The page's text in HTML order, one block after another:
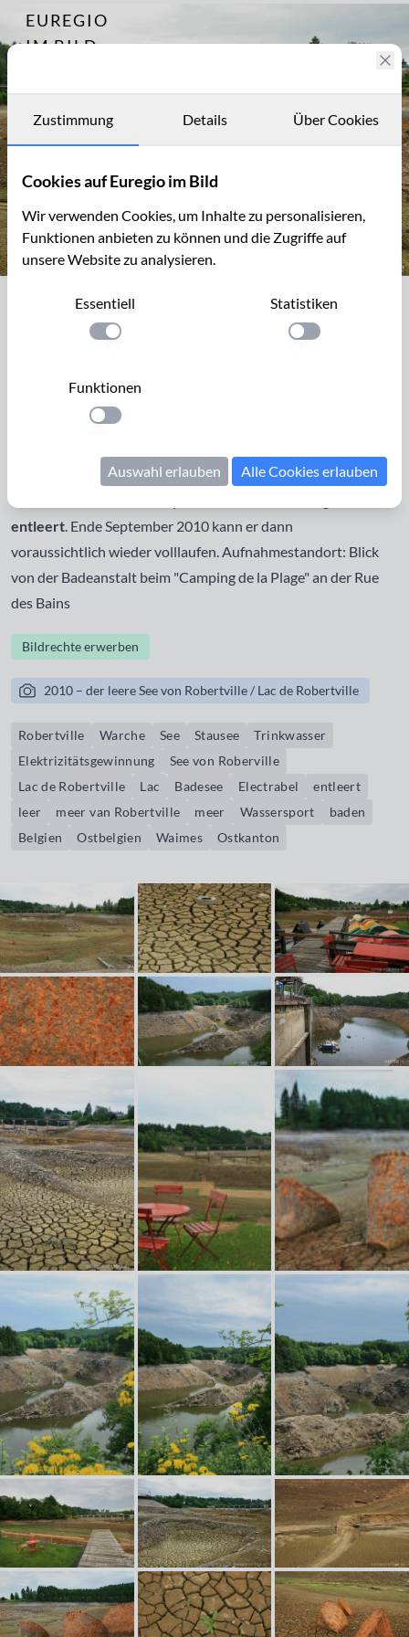
EUREGIO
IM BILD
Archiv
Kontakt
Archiv
Robertville /
Robertville
Der leere See von Robertville
Elektrizitätsgewinnung dient. Dieser See von Roberville ist
im Sommer auch ein beliebter
durchgeführt. Deshalb hat die Betreibergesellschaft
entleert. Ende September 2010 kann er dann
voraussichtlich wieder volllaufen. Aufnahmestandort: Blick
von der Badeanstalt beim "Camping de la Plage" an der Rue
des Bains
Bildrechte erwerben
2010 – der leere See von Robertville / Lac de Robertville
Robertville Warche See Stausee
Trinkwasser
Elektrizitätsgewinnung
See von Roberville
Lac de Robertville
Lac Badesee Electrabel
entleert
leer
meer van Robertville meer Wassersport
baden
Belgien
Ostbelgien Waimes Ostkanton
Zustimmung Details Über Cookies
Cookies auf Euregio im Bild
Wir verwenden Cookies, um Inhalte zu personalisieren,
Funktionen anbieten zu können und die Zugriffe auf
unsere Website zu analysieren.
Essentiell
Einstellung anwenden
Statistiken
Einstellung
Funktionen
Einstellung anwenden
Auswahl erlauben Alle Cookies erlauben